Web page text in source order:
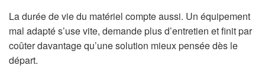
La durée de vie du matériel compte aussi. Un équipement
mal adapté s’use vite, demande plus d’entretien et finit par
coûter davantage qu’une solution mieux pensée dès le
départ.